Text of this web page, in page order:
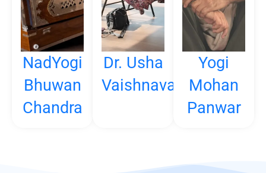
NadYogi
Bhuwan
Chandra
Dr. Usha
Vaishnava
Yogi
Mohan
Panwar